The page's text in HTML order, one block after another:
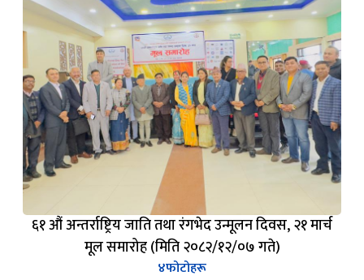
६१ औं अन्तर्राष्ट्रिय जाति तथा रंगभेद उन्मूलन दिवस, २१ मार्च
मूल समारोह (मिति २०८२/१२/०७ गते)
४फोटोहरू